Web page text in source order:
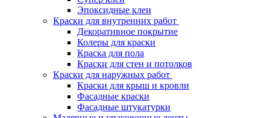
Эпоксидные клеи
Краски для внутренних работ
Декоративное покрытие
Колеры для краски
Краска для пола
Краски для стен и потолков
Краски для наружных работ
Краски для крыш и кровли
Фасадные краски
Фасадные штукатурки